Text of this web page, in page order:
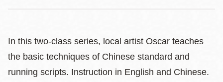
In this two-class series, local artist Oscar teaches
the basic techniques of Chinese standard and
running scripts. Instruction in English and Chinese.